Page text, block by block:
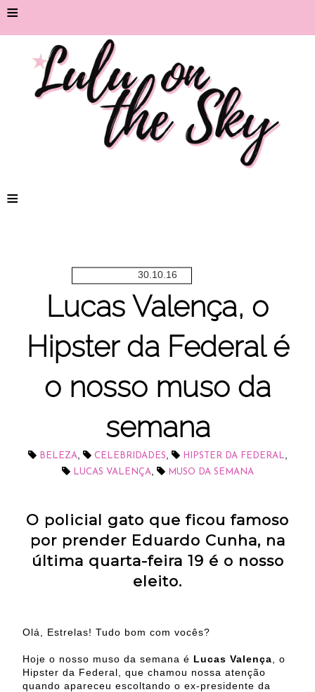
≡
≡
30.10.16
Lucas Valença, o
Hipster da Federal é
o nosso muso da
semana
BELEZA, CELEBRIDADES, HIPSTER DA FEDERAL,
LUCAS VALENÇA, MUSO DA SEMANA
O policial gato que ficou famoso
por prender Eduardo Cunha, na
última quarta-feira 19 é o nosso
eleito.
Olá, Estrelas! Tudo bom com vocês?
Hoje o nosso muso da semana é Lucas Valença , o
Hipster da Federal, que chamou nossa atenção
quando apareceu escoltando o ex-presidente da